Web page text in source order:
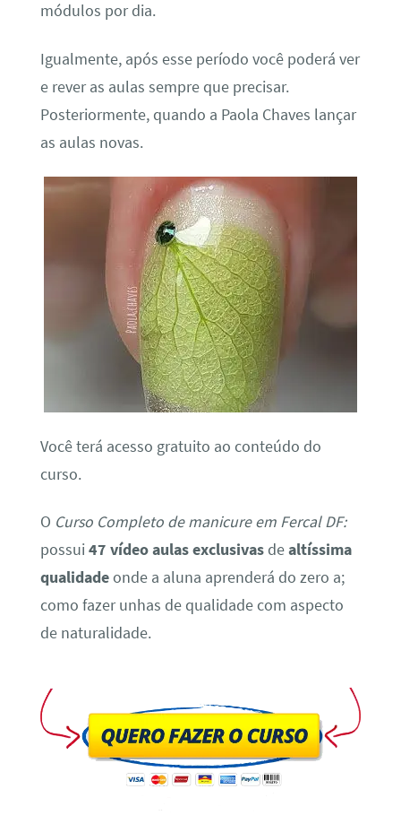
módulos por dia.
Igualmente, após esse período você poderá ver
e rever as aulas sempre que precisar.
Posteriormente, quando a Paola Chaves lançar
as aulas novas.
Você terá acesso gratuito ao conteúdo do
curso.
O Curso Completo de manicure em Fercal DF:
possui 47 vídeo aulas exclusivasdealtíssima
qualidadeonde a aluna aprenderá do zero a;
como fazer unhas de qualidade com aspecto
de naturalidade.